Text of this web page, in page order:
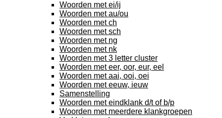
Woorden met ei/ij
Woorden met au/ou
Woorden met ch
Woorden met sch
Woorden met ng
Woorden met nk
Woorden met 3 letter cluster
Woorden met eer, oor, eur, eel
Woorden met aai, ooi, oei
Woorden met eeuw, ieuw
Samenstelling
Woorden met eindklank d/t of b/p
Woorden met meerdere klankgroepen